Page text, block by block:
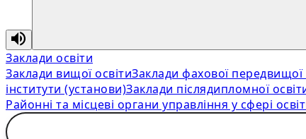
Заклади освіти
Заклади вищої освітиЗаклади фахової передвищої
інститути (установи)Заклади післядипломної
Районні та місцеві органи управління у сфері